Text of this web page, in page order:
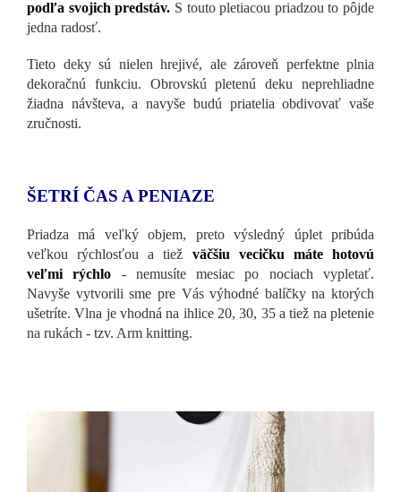
podľa svojich predstáv. S touto pletiacou priadzou to pôjde
jedna radosť.
Tieto deky sú nielen hrejivé, ale zároveň perfektne plnia
dekoračnú funkciu. Obrovskú pletenú deku neprehliadne
žiadna návšteva, a navyše budú priatelia obdivovať vaše
zručnosti.
ŠETRÍ ČAS A PENIAZE
Priadza má veľký objem, preto výsledný úplet pribúda
veľkou rýchlosťou a tiež väčšiu vecičku máte hotovú
veľmi rýchlo
- nemusíte mesiac po nociach vypletať.
Navyše vytvorili sme pre Vás výhodné balíčky na ktorých
ušetríte. Vlna je vhodná na ihlice 20, 30, 35 a tiež na pletenie
na rukách - tzv. Arm knitting.